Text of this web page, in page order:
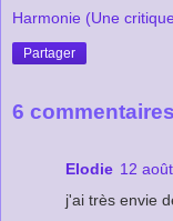
Harmonie (Une
Partager
6
Elodie 12
j'ai très envie